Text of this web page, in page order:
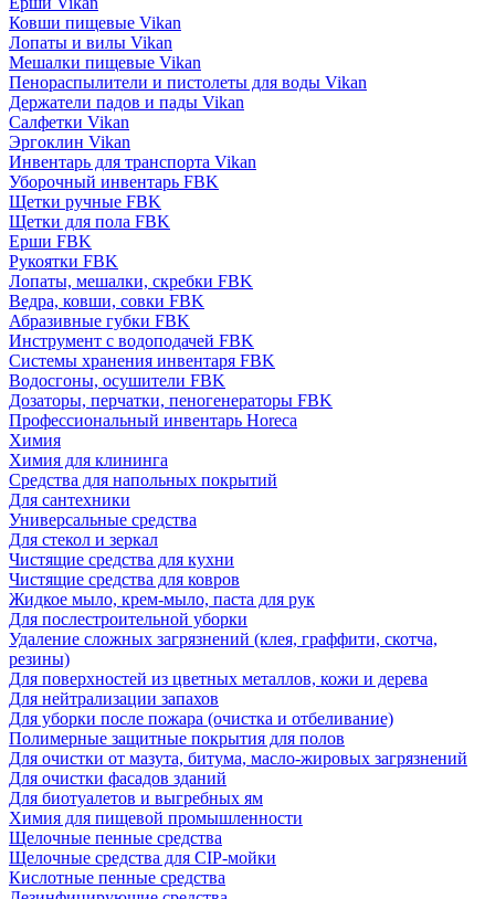
Ковши пищевые Vikan
Лопаты и вилы Vikan
Мешалки пищевые Vikan
Пенораспылители и пистолеты для воды Vikan
Держатели падов и пады Vikan
Салфетки Vikan
Эргоклин Vikan
Инвентарь для транспорта Vikan
Уборочный инвентарь FBK
Щетки ручные FBK
Щетки для пола FBK
Ерши FBK
Рукоятки FBK
Лопаты, мешалки, скребки FBK
Ведра, ковши, совки FBK
Абразивные губки FBK
Инструмент с водоподачей FBK
Системы хранения инвентаря FBK
Водосгоны, осушители FBK
Дозаторы, перчатки, пеногенераторы FBK
Профессиональный инвентарь Horeca
Химия
Химия для клининга
Средства для напольных покрытий
Для сантехники
Универсальные средства
Для стекол и зеркал
Чистящие средства для кухни
Чистящие средства для ковров
Жидкое мыло, крем-мыло, паста для рук
Для послестроительной уборки
Удаление сложных загрязнений (клея, граффити, скотча,
резины)
Для поверхностей из цветных металлов, кожи и дерева
Для нейтрализации запахов
Для уборки после пожара (очистка и отбеливание)
Полимерные защитные покрытия для полов
Для очистки от мазута, битума, масло-жировых загрязнений
Для очистки фасадов зданий
Для биотуалетов и выгребных ям
Химия для пищевой промышленности
Щелочные пенные средства
Щелочные средства для CIP-мойки
Кислотные пенные средства